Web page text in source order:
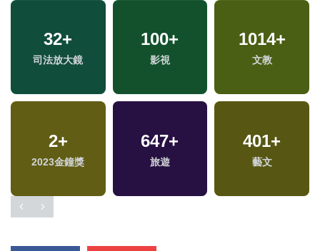
32+
司法放大鏡
100+
影視
1014+
文教
2+
2023金鐘獎
647+
旅遊
401+
藝文